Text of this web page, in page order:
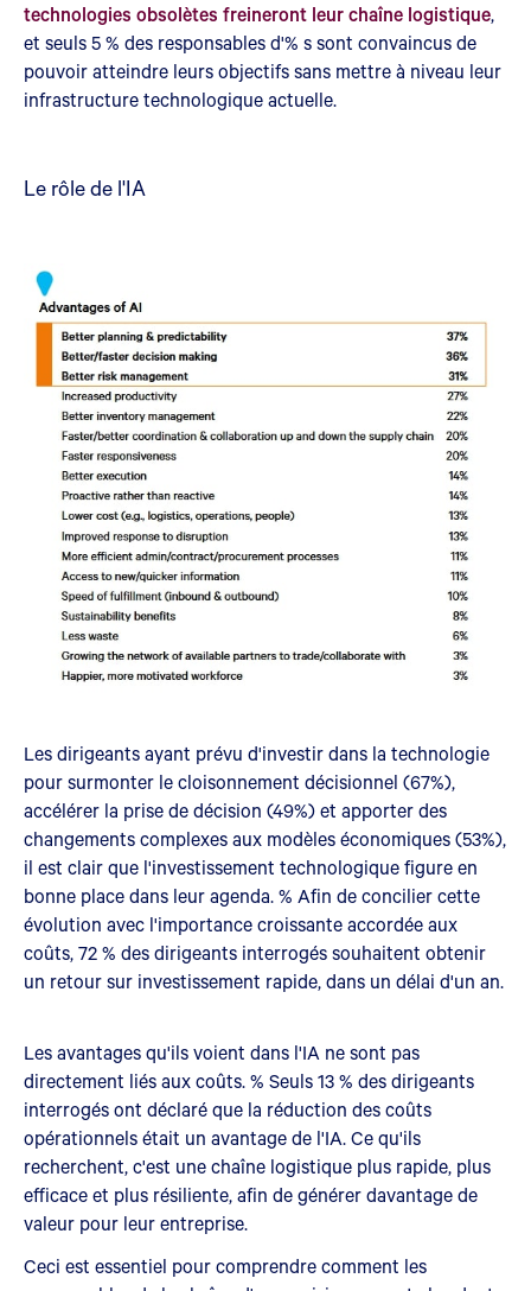
technologies obsolètes freineront leur chaîne logistique,
et seuls 5 % des responsables d'% s sont convaincus de
pouvoir atteindre leurs objectifs sans mettre à niveau leur
infrastructure technologique actuelle.
Le rôle de l'IA
Les dirigeants ayant prévu d'investir dans la technologie
pour surmonter le cloisonnement décisionnel (67%),
accélérer la prise de décision (49%) et apporter des
changements complexes aux modèles économiques (53%),
il est clair que l'investissement technologique figure en
bonne place dans leur agenda. % Afin de concilier cette
évolution avec l'importance croissante accordée aux
coûts, 72 % des dirigeants interrogés souhaitent obtenir
un retour sur investissement rapide, dans un délai d'un an.
Les avantages qu'ils voient dans l'IA ne sont pas
directement liés aux coûts. % Seuls 13 % des dirigeants
interrogés ont déclaré que la réduction des coûts
opérationnels était un avantage de l'IA. Ce qu'ils
recherchent, c'est une chaîne logistique plus rapide, plus
efficace et plus résiliente, afin de générer davantage de
valeur pour leur entreprise.
Ceci est essentiel pour comprendre comment les